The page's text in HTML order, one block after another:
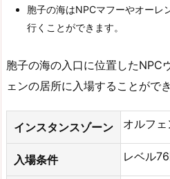
胞子の海はNPCマフーやオーレ
行くことができます。
胞子の海の入口に位置したNPC
ェンの居所に入場することができ
インスタンスゾーン オルフ
入場条件 レベル